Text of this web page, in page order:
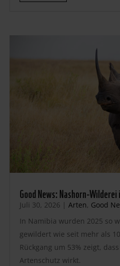
Good News: Nashorn-
Juli 30, 2026 | Arten, Good
In Namibia wurden 2025 so
gewildert wie seit mehr als
Rückgang um 53% zeigt,
Artenschutz wirkt.